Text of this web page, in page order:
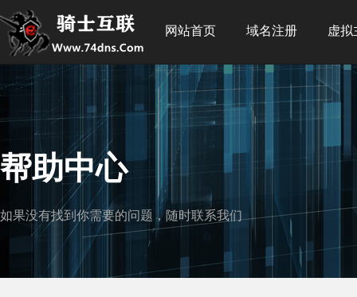
网站首页 域名注册 虚拟
帮助中心
如果没有找到你需要的问题，随时联系我们